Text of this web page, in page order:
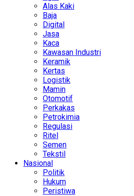
Alas Kaki
Baja
Digital
Jasa
Kaca
Kawasan Industri
Keramik
Kertas
Logistik
Mamin
Otomotif
Perkakas
Petrokimia
Regulasi
Ritel
Semen
Tekstil
Nasional
Politik
Hukum
Peristiwa